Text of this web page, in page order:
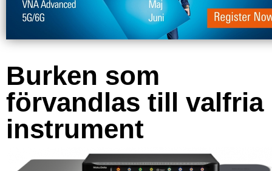
Burken som
förvandlas till valfria
instrument